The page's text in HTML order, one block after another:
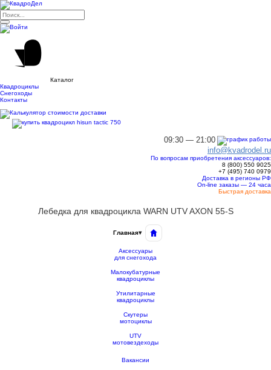
Каталог
Квадроциклы
Снегоходы
Контакты
09:30 — 21:00
info@kvadrodel.ru
По вопросам приобретения аксессуаров:
8 (800) 550 9025
+7 (495) 740 0979
Доставка в регионы РФ
On-line заказы — 24 часа
Быстрая доставка
Лебедка для квадроцикла WARN UTV AXON 55-S
Главная▾
Аксессуары
для снегохода
Малокубатурные
квадроциклы
Утилитарные
квадроциклы
Скутеры
мотоциклы
UTV
мотовездеходы
Вакансии